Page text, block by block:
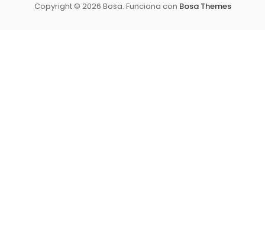
Copyright © 2026 Bosa. Funciona con Bosa Themes